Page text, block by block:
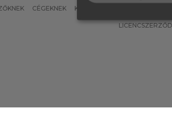
CÉGEKNEK KÖNYVTÁROSOKNAK